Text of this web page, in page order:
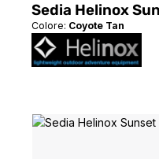
Sedia Helinox
Colore: Coyote Tan
Salta la galleria di